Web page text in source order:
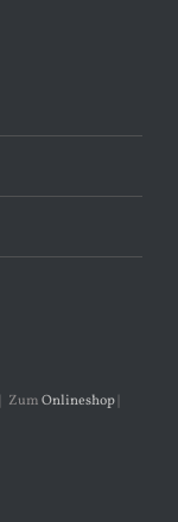
ZumOnlineshop